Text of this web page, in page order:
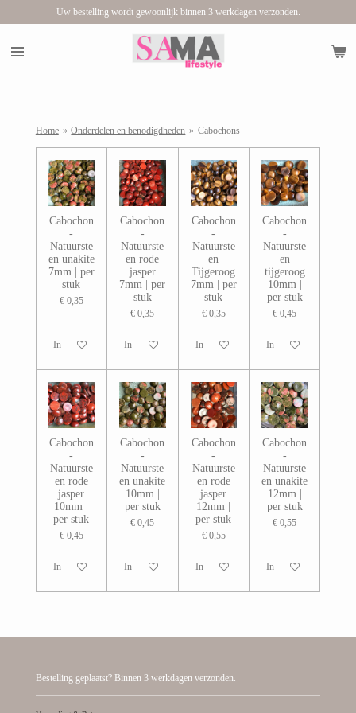
de
Uw bestelling wordt gewoonlijk binnen 3 werkdagen verzonden.
Home » Onderdelen en benodigdheden » Cabochons
Cabochon
-
Natuurste
en unakite
7mm | per
stuk
€ 0,35
In winkelwagen
Cabochon
-
Natuurste
en rode
jasper
7mm | per
stuk
€ 0,35
In winkelwagen
Cabochon
-
Natuurste
en
Tijgeroog
7mm | per
stuk
€ 0,35
In winkelwagen
Cabochon
-
Natuurste
en
tijgeroog
10mm |
per stuk
€ 0,45
In winkelwagen
Cabochon
-
Natuurste
en rode
jasper
10mm |
per stuk
€ 0,45
In winkelwagen
Cabochon
-
Natuurste
en unakite
10mm |
per stuk
€ 0,45
In winkelwagen
Cabochon
-
Natuurste
en rode
jasper
12mm |
per stuk
€ 0,55
In winkelwagen
Cabochon
-
Natuurste
en unakite
12mm |
per stuk
€ 0,55
In winkelwagen
Bestelling geplaatst? Binnen 3 werkdagen verzonden.